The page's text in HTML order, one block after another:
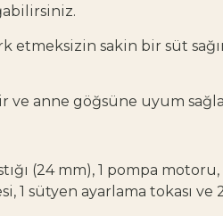
etmeksizin sakin bir süt
ve anne göğsüne uyum
(24 mm), 1 pompa motoru,
1 sütyen ayarlama tokası